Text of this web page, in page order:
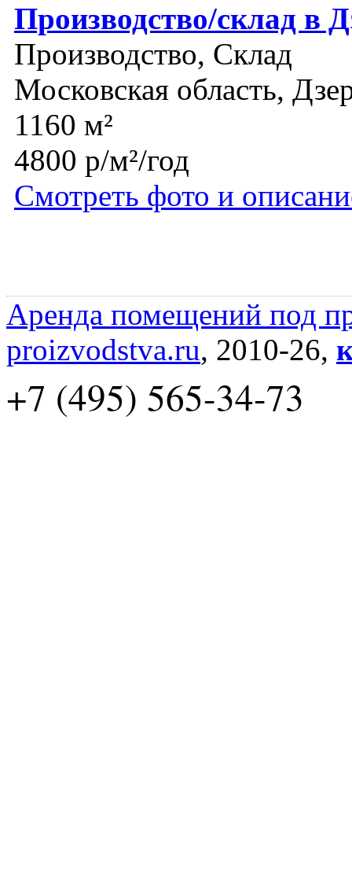
Производство/склад в
Производство, Склад
Московская область,
1160 м²
4800 р/м²/год
Смотреть фото и
Аренда помещений под
proizvodstva.ru, 2010-26,
+7 (495) 565-34-73